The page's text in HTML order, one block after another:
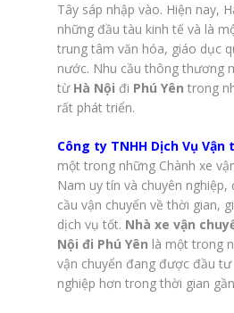
Tây sáp nhập vào. Hiện nay,
những đầu tàu kinh tế và là
trung tâm văn hóa, giáo dục
nước. Nhu cầu thông thương
từ Hà Nội đi Phú Yên trong
rất phát triển.
Công ty TNHH Dịch Vụ
một trong những Chành xe
Nam uy tín và chuyên
cầu vận chuyển về thời gian,
dịch vụ tốt. Nhà xe vận
Nội đi Phú Yên là một trong
vận chuyển đang được đầu tư
nghiệp hơn trong thời gian